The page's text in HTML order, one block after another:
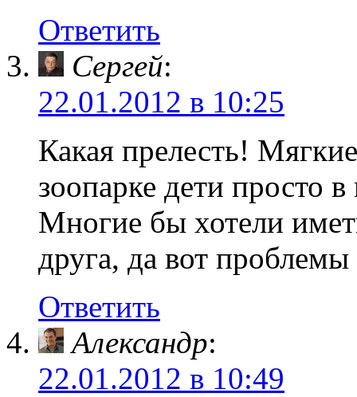
Ответить
Сергей:
22.01.2012 в 10:25
Какая прелесть!
зоопарке дети просто
Многие бы хотели
друга, да вот
Ответить
Александр:
22.01.2012 в 10:49